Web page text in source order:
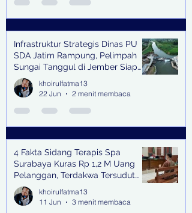
Infrastruktur Strategis Dinas PU
SDA Jatim Rampung, Pelimpah
Sungai Tanggul di Jember Siap
Bangkitkan Swasembada Pangan
dan Pengendali Banjir
khoirulfatma13
22 Jun
2 menit membaca
4 Fakta Sidang Terapis Spa
Surabaya Kuras Rp 1,2 M Uang
Pelanggan, Terdakwa Tersudut
oleh Keterangan Saksi Kunci
khoirulfatma13
11 Jun
3 menit membaca